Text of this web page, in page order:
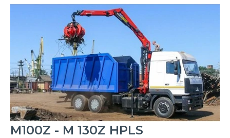
M100Z - M 130Z HPLS